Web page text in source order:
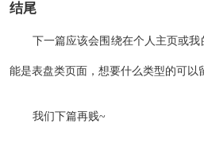
结尾
下一篇应该会围绕在个人主页或
能是表盘类页面，想要什么类型的可以
我们下篇再贱~